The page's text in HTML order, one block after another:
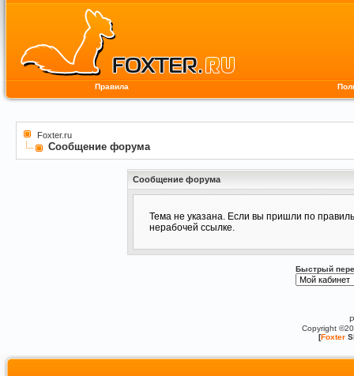
Правила
Foxter.ru
Сообщение форума
Сообщение форума
Тема не указана. Если вы пришли по
нерабочей ссылке.
Быстрый
Copyright
[Foxter